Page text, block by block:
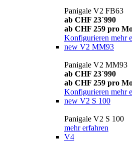
Panigale V2 FB63
ab CHF 23´990
ab CHF 259 pro
Konfigurieren mehr
new V2 MM93
Panigale V2 MM93
ab CHF 23´990
ab CHF 259 pro
Konfigurieren mehr
new V2 S 100
Panigale V2 S 100
mehr erfahren
V4